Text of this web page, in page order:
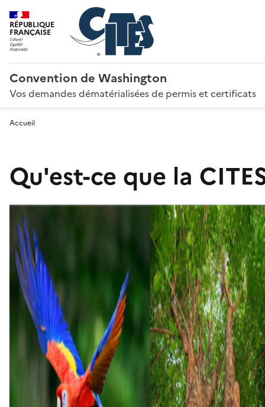
RÉPUBLIQUE
FRANÇAISE
Convention de Washington
Vos demandes dématérialisées de permis et certificats
Accueil
Qu'est-ce que la